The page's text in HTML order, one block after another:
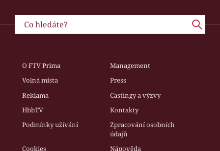
O FTV Prima
Management
Volná místa
Press
Reklama
Castingy a výzvy
HbbTV
Kontakty
Podmínky užívání
Zpracování osobních
údajů
Cookies
Nápověda